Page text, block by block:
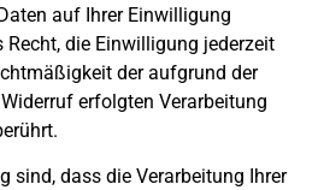
auf Ihrer Einwilligung
Recht, die Einwilligung jederzeit
der aufgrund der
erfolgten Verarbeitung
sind, dass die Verarbeitung Ihrer